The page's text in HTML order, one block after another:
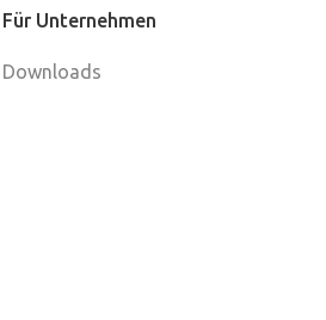
Für Unternehmen
Downloads